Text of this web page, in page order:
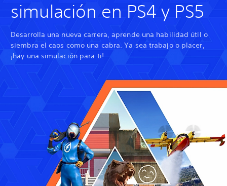
simulación en PS4 y PS5
Desarrolla una nueva carrera, aprende una habilidad útil o
siembra el caos como una cabra. Ya sea trabajo o placer,
¡hay una simulación para ti!